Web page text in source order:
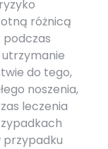
różnicą
podczas
utrzymanie
do tego,
noszenia,
leczenia
przypadku